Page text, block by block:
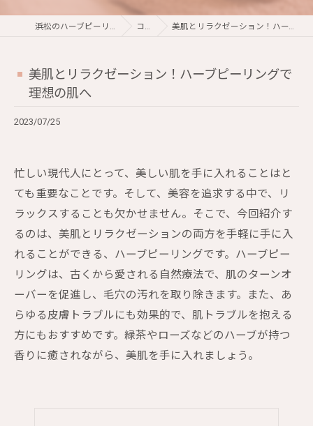
浜松のハーブピーリングならViMORE コラム 美肌とリラクゼーション！ハーブピーリングで理想の肌へ
美肌とリラクゼーション！ハーブピーリングで
理想の肌へ
2023/07/25
忙しい現代人にとって、美しい肌を手に入れることはと
ても重要なことです。そして、美容を追求する中で、リ
ラックスすることも欠かせません。そこで、今回紹介す
るのは、美肌とリラクゼーションの両方を手軽に手に入
れることができる、ハーブピーリングです。ハーブピー
リングは、古くから愛される自然療法で、肌のターンオ
ーバーを促進し、毛穴の汚れを取り除きます。また、あ
らゆる皮膚トラブルにも効果的で、肌トラブルを抱える
方にもおすすめです。緑茶やローズなどのハーブが持つ
香りに癒されながら、美肌を手に入れましょう。